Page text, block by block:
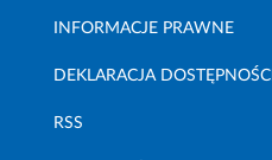
INFORMACJE PRAWNE
DEKLARACJA DOSTĘPNOŚCI
RSS